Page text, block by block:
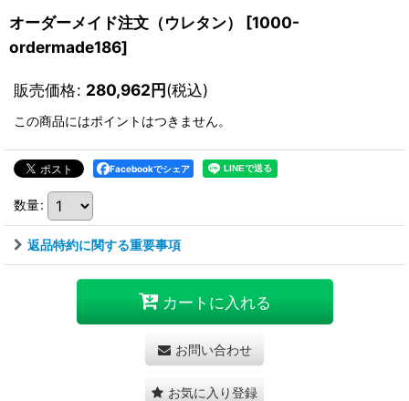
オーダーメイド注文（ウレタン） [1000-
ordermade186]
販売価格: 280,962円(税込)
この商品にはポイントはつきません。
Facebookでシェア
数量:
返品特約に関する重要事項
カートに入れる
お問い合わせ
お気に入り登録